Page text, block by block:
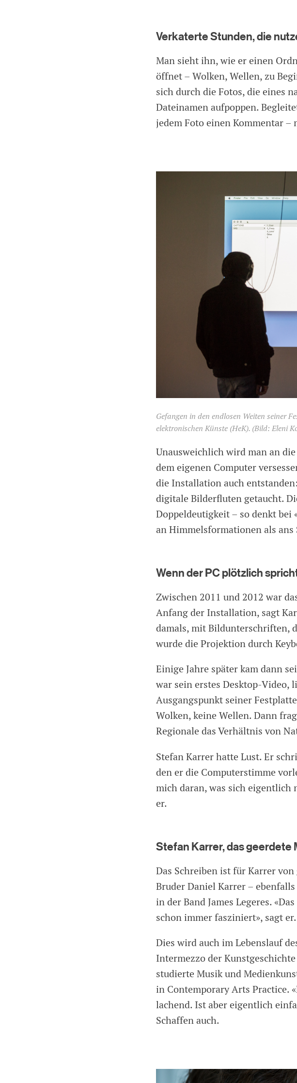
Verkaterte Stunden, die
Man sieht ihn, wie er einen
öffnet – Wolken, Wellen, zu
sich durch die Fotos, die eines
Dateinamen aufpoppen.
jedem Foto einen Kommentar
Gefangen in den endlosen Weiten seiner
elektronischen Künste (HeK). (Bild: Eleni
Unausweichlich wird man an
dem eigenen Computer
die Installation auch
digitale Bilderfluten getaucht.
Doppeldeutigkeit – so denkt bei
an Himmelsformationen als ans
Wenn der PC plötzlich
Zwischen 2011 und 2012 war
Anfang der Installation, sagt
damals, mit Bildunterschriften,
wurde die Projektion durch
Einige Jahre später kam dann
war sein erstes Desktop-Video,
Ausgangspunkt seiner
Wolken, keine Wellen. Dann
Regionale das Verhältnis von
Stefan Karrer hatte Lust. Er
den er die Computerstimme
mich daran, was sich eigentlich
er.
Stefan Karrer, das geerdete
Das Schreiben ist für Karrer
Bruder Daniel Karrer –
in der Band James Legeres.
schon immer fasziniert», sagt er.
Dies wird auch im Lebenslauf
Intermezzo der
studierte Musik und
in Contemporary Arts Practice.
lachend. Ist aber eigentlich
Schaffen auch.